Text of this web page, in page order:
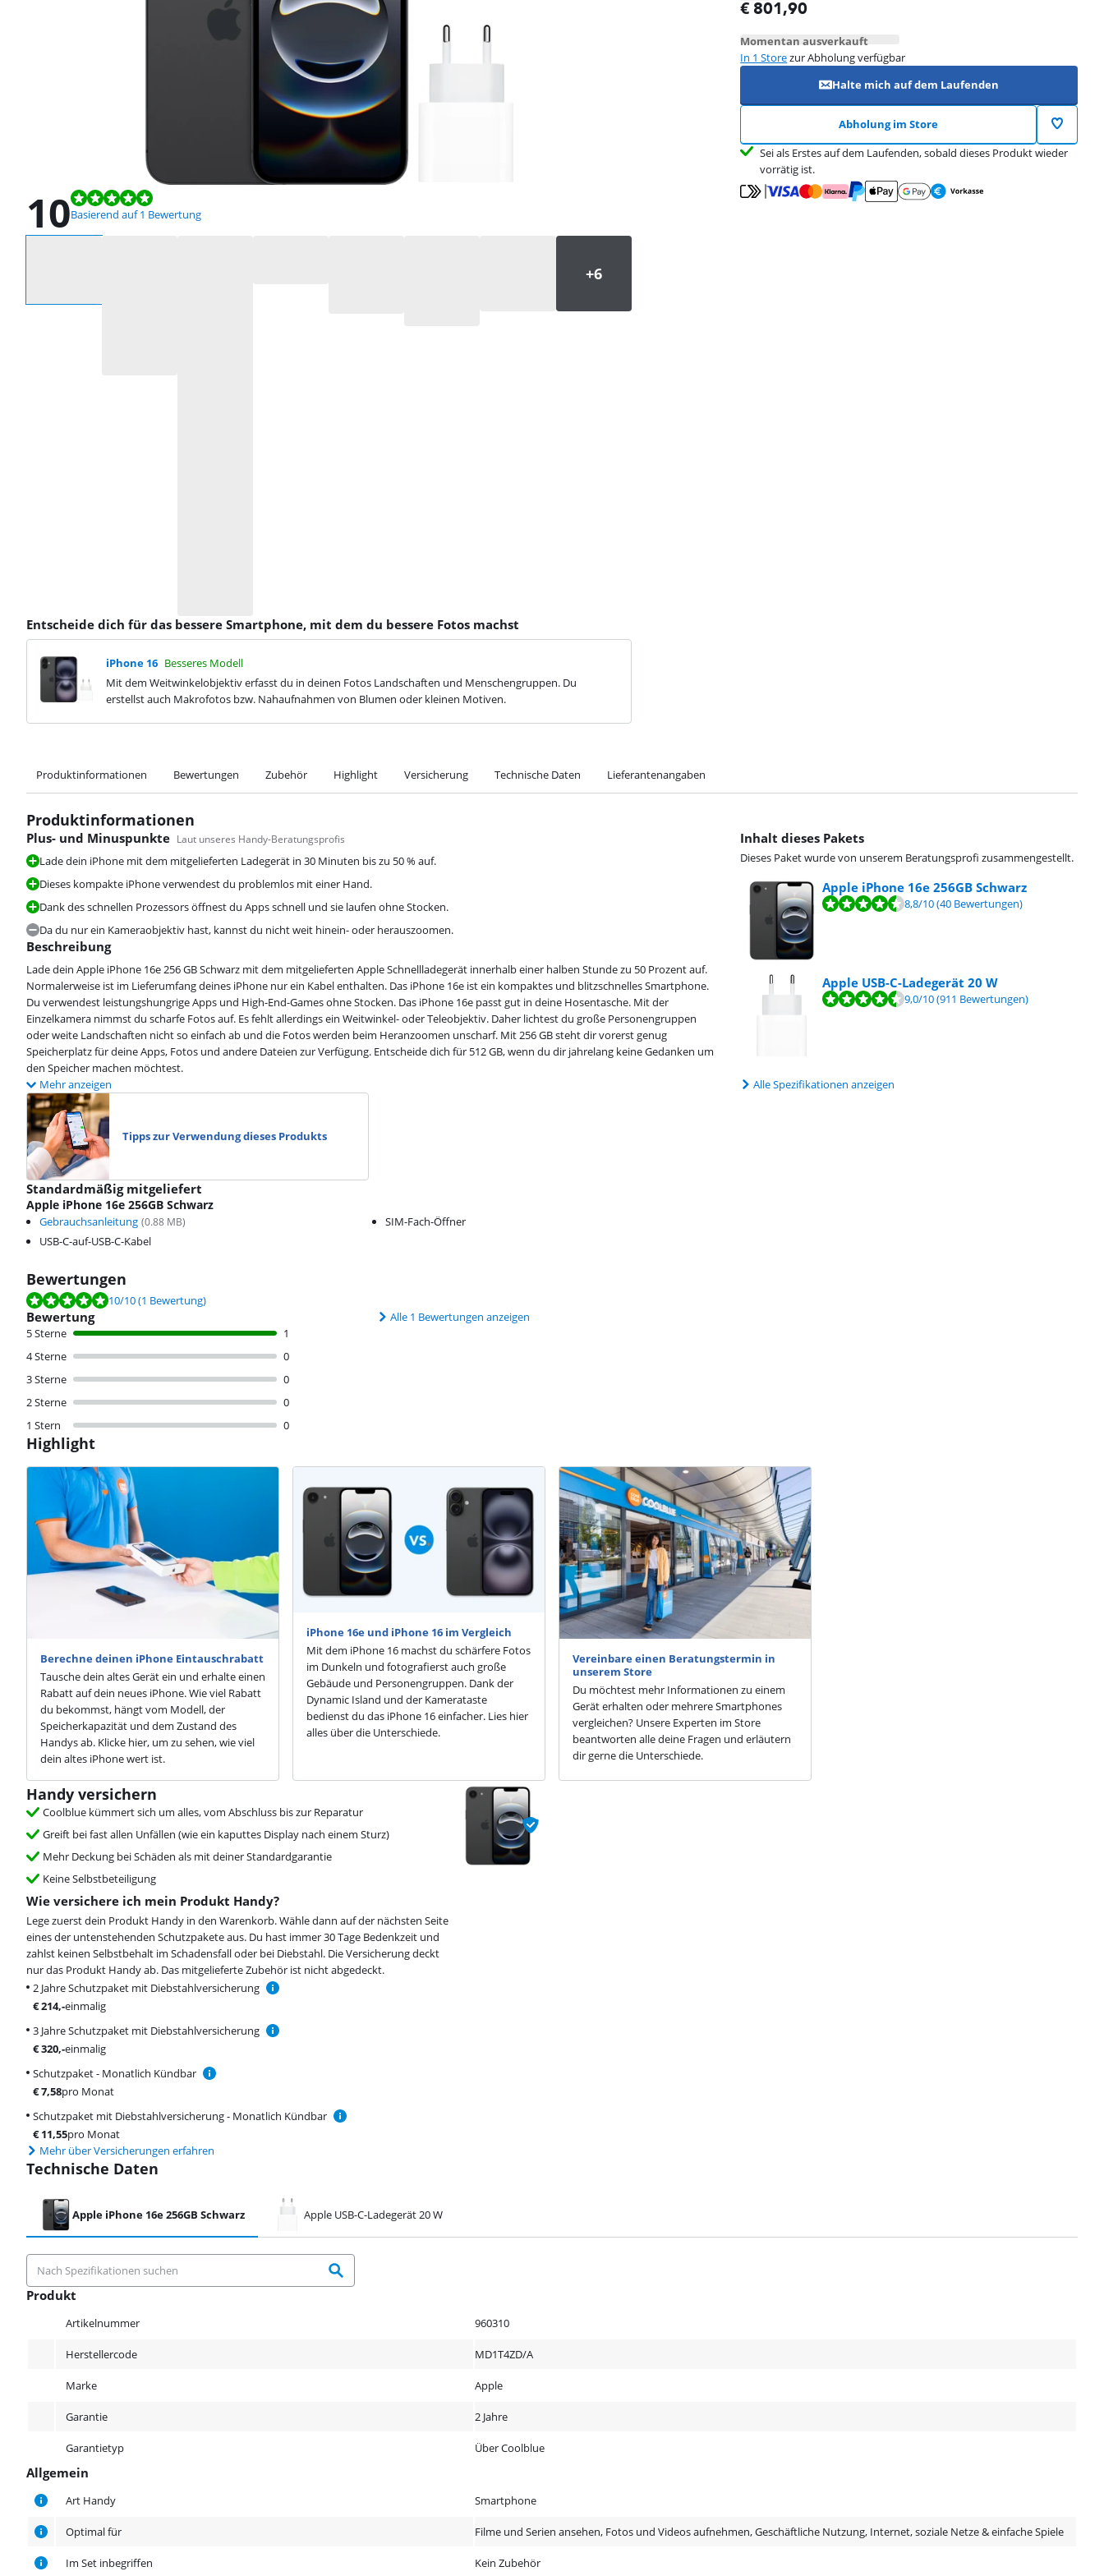
10
Bewertet mit 10 von 10, basierend auf 1 Bewertung.
Basierend auf 1 Bewertung
Entscheide dich für das bessere Smartphone, mit dem du bessere Fotos machst
iPhone 16 Besseres Modell
Mit dem Weitwinkelobjektiv erfasst du in deinen Fotos Landschaften und Menschengruppen. Du
erstellst auch Makrofotos bzw. Nahaufnahmen von Blumen oder kleinen Motiven.
wird in neuem Tab geöffnet
€ 801,90
Momentan ausverkauft
In 1 Storezur Abholung verfügbar
Halte mich auf dem Laufenden
Abholung im Store
Sei als Erstes auf dem Laufenden, sobald dieses Produkt wieder
vorrätig ist.
Produktinformationen Bewertungen Zubehör Highlight Versicherung Technische Daten Lieferantenangaben
Produktinformationen
Inhalt dieses Pakets
Dieses Paket wurde von unserem Beratungsprofi zusammengestellt.
Apple iPhone 16e 256GB Schwarz
Bewertet mit 8,8 von 10, basierend auf 40 Bewertungen. 8,8/10(40 Bewertungen)
Apple USB-C-Ladegerät 20 W
Bewertet mit 9,0 von 10, basierend auf 911 Bewertungen. 9,0/10(911 Bewertungen)
Alle Spezifikationen anzeigen
Plus- und Minuspunkte Laut unseres Handy-Beratungsprofis
Lade dein iPhone mit dem mitgelieferten Ladegerät in 30 Minuten bis zu 50 % auf.
Dieses kompakte iPhone verwendest du problemlos mit einer Hand.
Dank des schnellen Prozessors öffnest du Apps schnell und sie laufen ohne Stocken.
Da du nur ein Kameraobjektiv hast, kannst du nicht weit hinein- oder herauszoomen.
Beschreibung
Lade dein Apple iPhone 16e 256 GB Schwarz mit dem mitgelieferten Apple Schnellladegerät innerhalb einer halben Stunde zu 50 Prozent auf.
Normalerweise ist im Lieferumfang deines iPhone nur ein Kabel enthalten. Das iPhone 16e ist ein kompaktes und blitzschnelles Smartphone.
Du verwendest leistungshungrige Apps und High-End-Games ohne Stocken. Das iPhone 16e passt gut in deine Hosentasche. Mit der
Einzelkamera nimmst du scharfe Fotos auf. Es fehlt allerdings ein Weitwinkel- oder Teleobjektiv. Daher lichtest du große Personengruppen
oder weite Landschaften nicht so einfach ab und die Fotos werden beim Heranzoomen unscharf. Mit 256 GB steht dir vorerst genug
Speicherplatz für deine Apps, Fotos und andere Dateien zur Verfügung. Entscheide dich für 512 GB, wenn du dir jahrelang keine Gedanken um
den Speicher machen möchtest.
Mehr anzeigen
Tipps zur Verwendung dieses Produkts
Standardmäßig mitgeliefert
Apple iPhone 16e 256GB Schwarz
Gebrauchsanleitung (0.88 MB)
USB-C-auf-USB-C-Kabel
SIM-Fach-Öffner
Bewertungen
Bewertet mit 10 von 10, basierend auf 1 Bewertung.
10/10(1 Bewertung)
Bewertung
5 Sterne
1
4 Sterne
0
3 Sterne
0
2 Sterne
0
1 Stern
0
Alle 1 Bewertungen anzeigen
Highlight
Berechne deinen iPhone Eintauschrabatt
Tausche dein altes Gerät ein und erhalte einen
Rabatt auf dein neues iPhone. Wie viel Rabatt
du bekommst, hängt vom Modell, der
Speicherkapazität und dem Zustand des
Handys ab. Klicke hier, um zu sehen, wie viel
dein altes iPhone wert ist.
iPhone 16e und iPhone 16 im Vergleich
Mit dem iPhone 16 machst du schärfere Fotos
im Dunkeln und fotografierst auch große
Gebäude und Personengruppen. Dank der
Dynamic Island und der Kamerataste
bedienst du das iPhone 16 einfacher. Lies hier
alles über die Unterschiede.
Vereinbare einen Beratungstermin in
unserem Store
Du möchtest mehr Informationen zu einem
Gerät erhalten oder mehrere Smartphones
vergleichen? Unsere Experten im Store
beantworten alle deine Fragen und erläutern
dir gerne die Unterschiede.
Handy versichern
Coolblue kümmert sich um alles, vom Abschluss bis zur Reparatur
Greift bei fast allen Unfällen (wie ein kaputtes Display nach einem Sturz)
Mehr Deckung bei Schäden als mit deiner Standardgarantie
Keine Selbstbeteiligung
Wie versichere ich mein Produkt Handy?
Lege zuerst dein Produkt Handy in den Warenkorb. Wähle dann auf der nächsten Seite
eines der untenstehenden Schutzpakete aus. Du hast immer 30 Tage Bedenkzeit und
zahlst keinen Selbstbehalt im Schadensfall oder bei Diebstahl. Die Versicherung deckt
nur das Produkt Handy ab. Das mitgelieferte Zubehör ist nicht abgedeckt.
2 Jahre Schutzpaket mit Diebstahlversicherung
€214,-einmalig
3 Jahre Schutzpaket mit Diebstahlversicherung
€320,-einmalig
Schutzpaket - Monatlich Kündbar
€7,58pro Monat
Schutzpaket mit Diebstahlversicherung - Monatlich Kündbar
€11,55pro Monat
Mehr über Versicherungen erfahren
Technische Daten
Apple iPhone 16e 256GB Schwarz Apple USB-C-Ladegerät 20 W
Produkt
Artikelnummer 960310
Herstellercode MD1T4ZD/A
Marke Apple
Garantie 2 Jahre
Garantietyp Über Coolblue
Allgemein
Allgemein
Art Handy Smartphone
Optimal für Filme und Serien ansehen, Fotos und Videos aufnehmen, Geschäftliche Nutzung, Internet, soziale Netze & einfache Spiele
Im Set inbegriffen Kein Zubehör